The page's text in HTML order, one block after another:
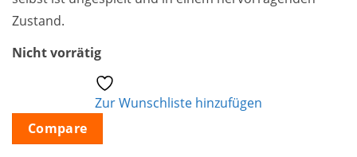
Zustand.
Nicht vorrätig
Zur Wunschliste hinzufügen
Compare